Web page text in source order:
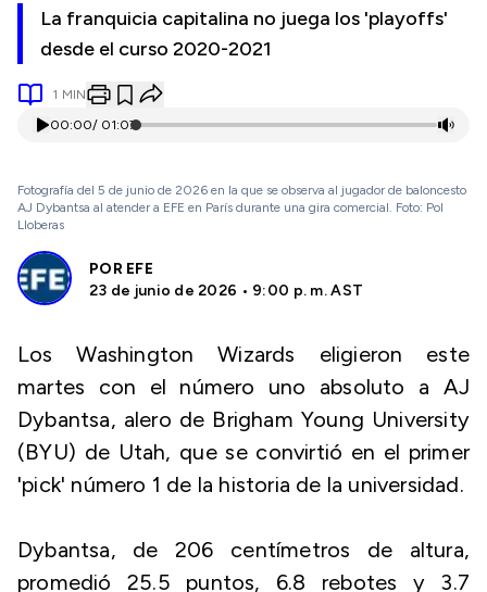
La franquicia capitalina no juega los 'playoffs'
desde el curso 2020-2021
1 MIN
00:00/ 01:07
Fotografía del 5 de junio de 2026 en la que se observa al jugador de baloncesto
AJ Dybantsa al atender a EFE en París durante una gira comercial. Foto: Pol
Lloberas
POR EFE
23 de junio de 2026 • 9:00 p. m. AST
Los Washington Wizards eligieron este
martes con el número uno absoluto a AJ
Dybantsa, alero de Brigham Young University
(BYU) de Utah, que se convirtió en el primer
'pick' número 1 de la historia de la universidad.
Dybantsa, de 206 centímetros de altura,
promedió 25.5 puntos, 6.8 rebotes y 3.7